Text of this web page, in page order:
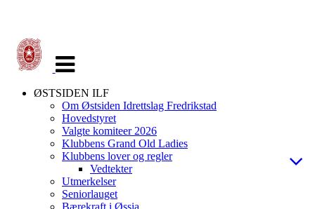
navigasjon
ØSTSIDEN ILF
Om Østsiden Idrettslag Fredrikstad
Hovedstyret
Valgte komiteer 2026
Klubbens Grand Old Ladies
Klubbens lover og regler
Vedtekter
Utmerkelser
Seniorlauget
Bærekraft i Øssia